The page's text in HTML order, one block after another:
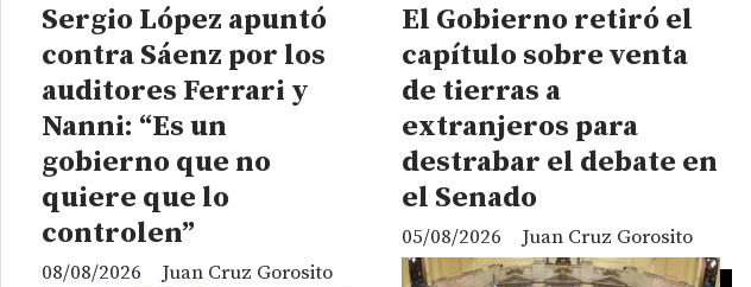
Sergio López apuntó
contra Sáenz por los
auditores Ferrari y
Nanni: “Es un
gobierno que no
quiere que lo
controlen”
Juan Cruz Gorosito
08/08/2026
El Gobierno retiró el
capítulo sobre venta
de tierras a
extranjeros para
destrabar el debate en
el Senado
Juan Cruz Gorosito
05/08/2026